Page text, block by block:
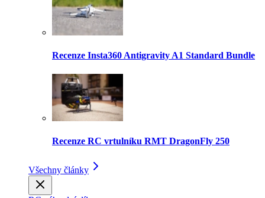
Recenze Insta360 Antigravity A1 Standard Bundle
Recenze RC vrtulníku RMT DragonFly 250
Všechny články